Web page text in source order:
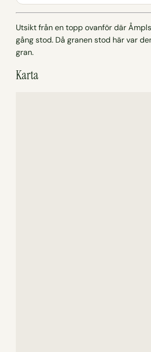
Utsikt från en topp ovanför där
gång stod. Då granen stod här var
gran.
Karta